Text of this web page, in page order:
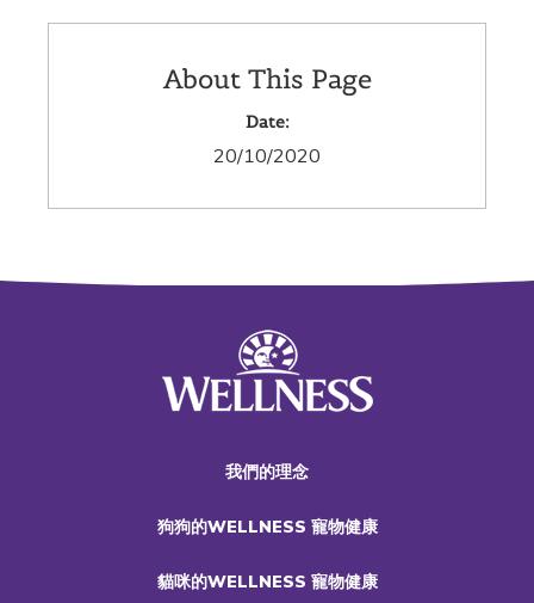
About This Page
Date:
20/10/2020
我們的理念
狗狗的WELLNESS 寵物健康
貓咪的WELLNESS 寵物健康